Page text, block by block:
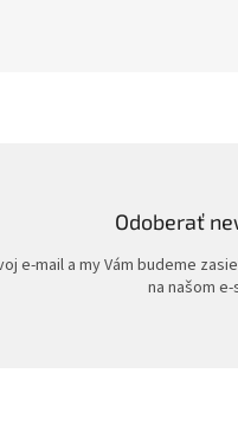
Odoberať
e-mail a my Vám budeme
na našom